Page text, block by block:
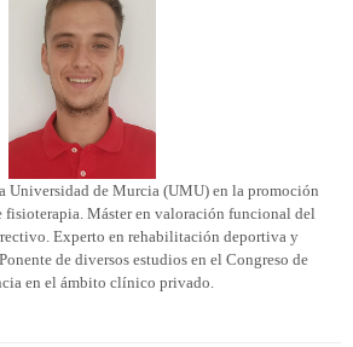
Universidad de Murcia (UMU) en la promoción
fisioterapia. Máster en valoración funcional del
Experto en rehabilitación deportiva y
de diversos estudios en el Congreso de
en el ámbito clínico privado.